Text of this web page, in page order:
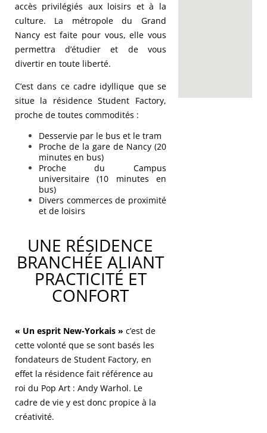
accès privilégiés aux loisirs et à la
culture. La métropole du Grand
Nancy est faite pour vous, elle vous
permettra d’étudier et de vous
divertir en toute liberté.
C’est dans ce cadre idyllique que se
situe la résidence Student Factory,
proche de toutes commodités :
Desservie par le bus et le tram
Proche de la gare de Nancy (20
minutes en bus)
Proche du Campus
universitaire (10 minutes en
bus)
Divers commerces de proximité
et de loisirs
UNE RÉSIDENCE
BRANCHÉE ALIANT
PRACTICITÉ ET
CONFORT
« Un esprit New-Yorkais » c’est de
cette volonté que se sont basés les
fondateurs de Student Factory, en
effet la résidence fait référence au
roi du Pop Art : Andy Warhol. Le
cadre de vie y est donc propice à la
créativité.